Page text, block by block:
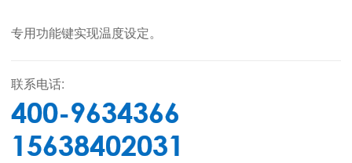
专用功能键实现温度设定。
联系电话:
400-9634366
15638402031